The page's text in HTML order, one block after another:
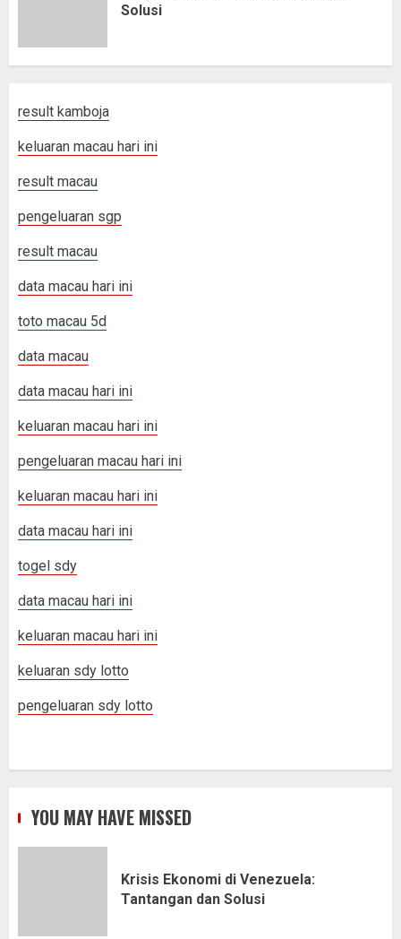
Solusi
result kamboja
keluaran macau hari ini
result macau
pengeluaran sgp
result macau
data macau hari ini
toto macau 5d
data macau
data macau hari ini
keluaran macau hari ini
pengeluaran macau hari ini
keluaran macau hari ini
data macau hari ini
togel sdy
data macau hari ini
keluaran macau hari ini
keluaran sdy lotto
pengeluaran sdy lotto
YOU MAY HAVE MISSED
Krisis Ekonomi di Venezuela:
Tantangan dan Solusi